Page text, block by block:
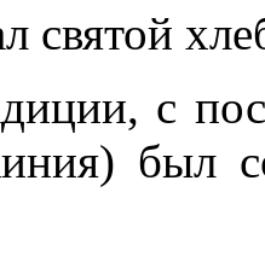
святой
с
был